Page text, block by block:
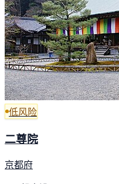
低风险
二尊院
京都府